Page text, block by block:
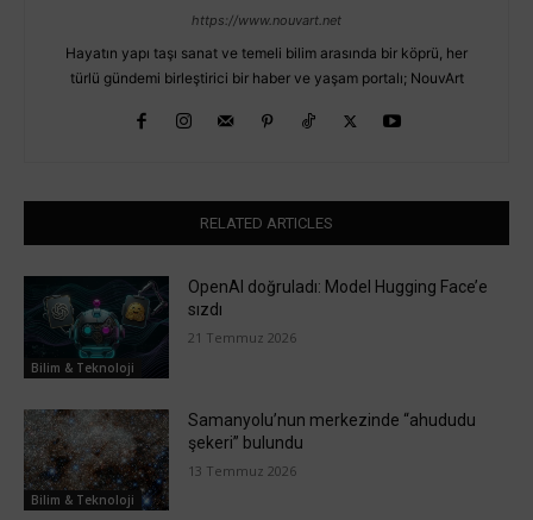
https://www.nouvart.net
Hayatın yapı taşı sanat ve temeli bilim arasında bir köprü, her
türlü gündemi birleştirici bir haber ve yaşam portalı; NouvArt
RELATED ARTICLES
Bilim & Teknoloji
OpenAI doğruladı: Model Hugging Face’e
sızdı
21 Temmuz 2026
Bilim & Teknoloji
Samanyolu’nun merkezinde “ahududu
şekeri” bulundu
13 Temmuz 2026